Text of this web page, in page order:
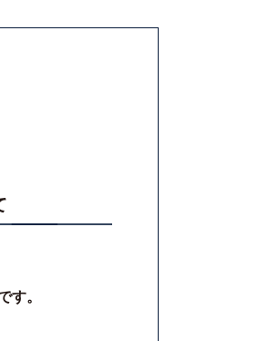
す。